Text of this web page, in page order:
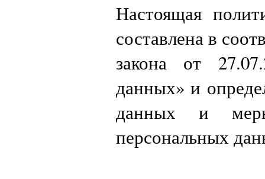
Настоящая
составлена в
закона от
данных» и
данных и
персональных